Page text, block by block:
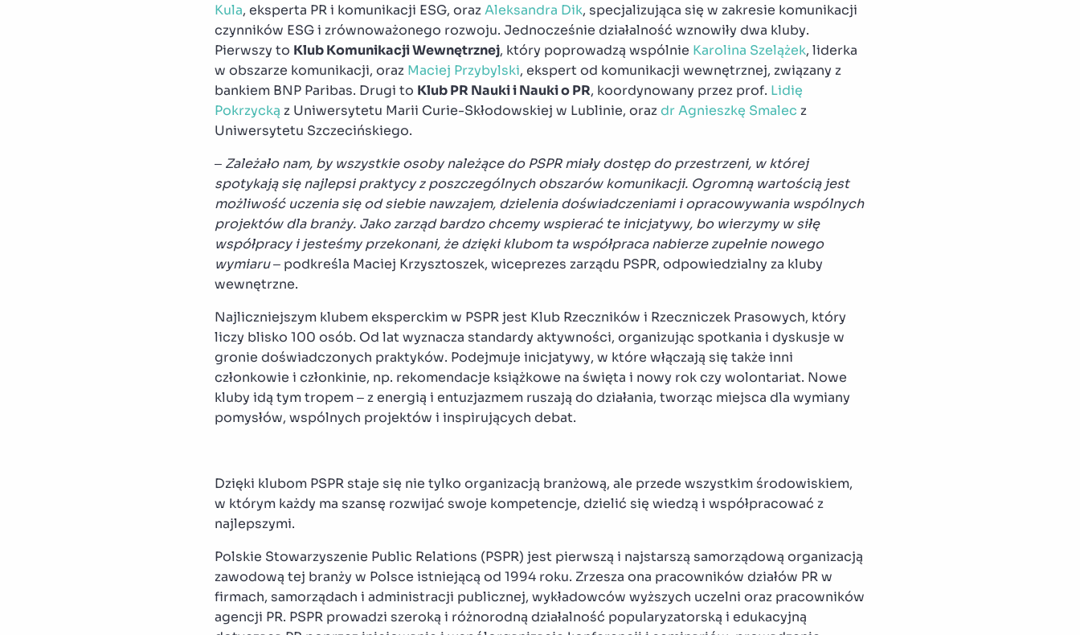
Kula, eksperta PR i komunikacji ESG, orazAleksandra Dik, specjalizująca się w zakresie komunikacji
czynników ESG i zrównoważonego rozwoju. Jednocześnie działalność wznowiły dwa kluby.
Pierwszy to Klub Komunikacji Wewnętrznej, który poprowadzą wspólnie Karolina Szelążek, liderka
w obszarze komunikacji, oraz Maciej Przybylski, ekspert od komunikacji wewnętrznej, związany z
bankiem BNP Paribas. Drugi to Klub PR Nauki i Nauki o PR, koordynowany przez prof. Lidię
Pokrzycką z Uniwersytetu Marii Curie-Skłodowskiej w Lublinie, orazdr Agnieszkę Smalec z
Uniwersytetu Szczecińskiego.
– Zależało nam, by wszystkie osoby należące do PSPR miały dostęp do przestrzeni, w której
spotykają się najlepsi praktycy z poszczególnych obszarów komunikacji. Ogromną wartością jest
możliwość uczenia się od siebie nawzajem, dzielenia doświadczeniami i opracowywania wspólnych
projektów dla branży. Jako zarząd bardzo chcemy wspierać te inicjatywy, bo wierzymy w siłę
współpracy i jesteśmy przekonani, że dzięki klubom ta współpraca nabierze zupełnie nowego
wymiaru– podkreśla Maciej Krzysztoszek, wiceprezes zarządu PSPR, odpowiedzialny za kluby
wewnętrzne.
Najliczniejszym klubem eksperckim w PSPR jest Klub Rzeczników i Rzeczniczek Prasowych, który
liczy blisko 100 osób. Od lat wyznacza standardy aktywności, organizując spotkania i dyskusje w
gronie doświadczonych praktyków. Podejmuje inicjatywy, w które włączają się także inni
członkowie i członkinie, np. rekomendacje książkowe na święta i nowy rok czy wolontariat. Nowe
kluby idą tym tropem – z energią i entuzjazmem ruszają do działania, tworząc miejsca dla wymiany
pomysłów, wspólnych projektów i inspirujących debat.
Dzięki klubom PSPR staje się nie tylko organizacją branżową, ale przede wszystkim środowiskiem,
w którym każdy ma szansę rozwijać swoje kompetencje, dzielić się wiedzą i współpracować z
najlepszymi.
Polskie Stowarzyszenie Public Relations (PSPR) jest pierwszą i najstarszą samorządową organizacją
zawodową tej branży w Polsce istniejącą od 1994 roku. Zrzesza ona pracowników działów PR w
firmach, samorządach i administracji publicznej, wykładowców wyższych uczelni oraz pracowników
agencji PR. PSPR prowadzi szeroką i różnorodną działalność popularyzatorską i edukacyjną